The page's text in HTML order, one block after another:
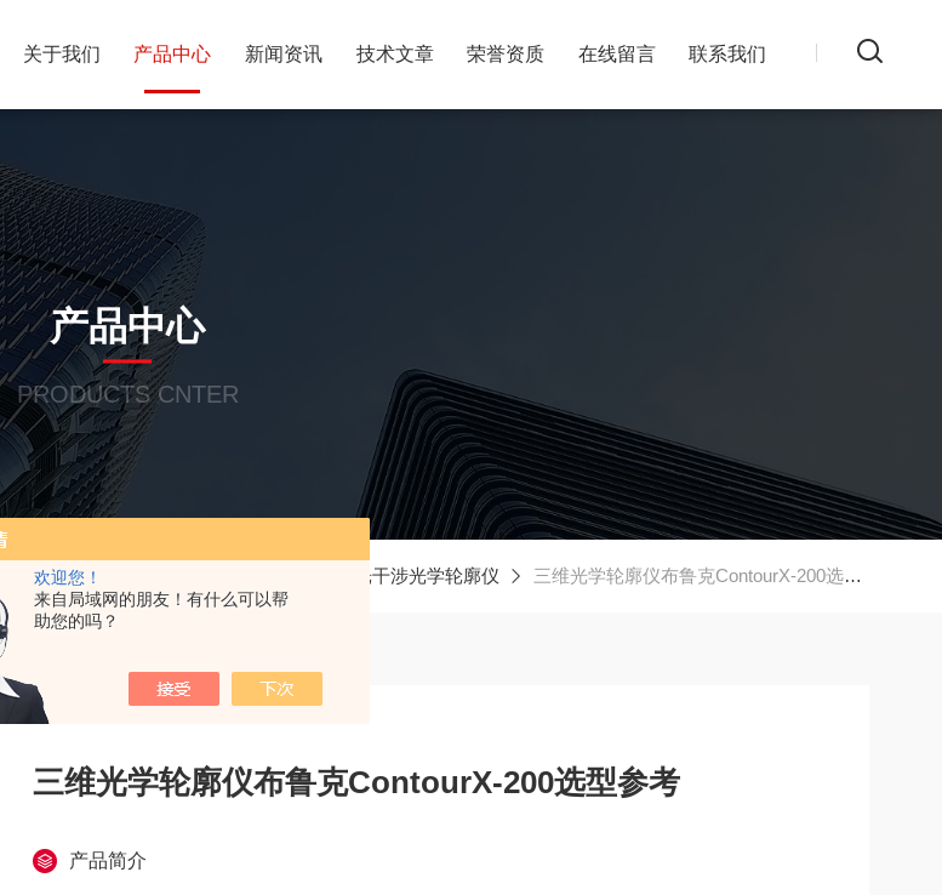
欢迎您！
来自局域网的朋友！有什么可以帮
助您的吗？
关于我们 产品中心 新闻资讯 技术文章 荣誉资质 在线留言 联系我们
产品中心
PRODUCTS CNTER
产品中心 BRUKER白光干涉光学轮廓仪 三维光学轮廓仪布鲁克ContourX-200选型参考
三维光学轮廓仪布鲁克ContourX-200选型参考
产品简介